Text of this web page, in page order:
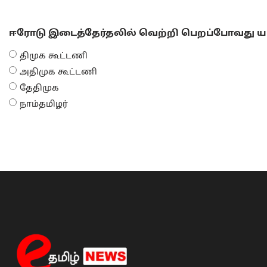
ஈரோடு இடைத்தேர்தலில் வெற்றி பெறப்போவது
திமுக கூட்டணி
அதிமுக கூட்டணி
தேதிமுக
நாம்தமிழர்